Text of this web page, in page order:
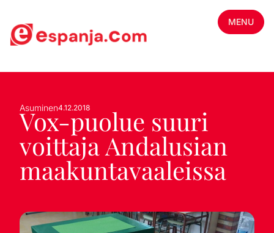
MENU
Asuminen4.12.2018
Vox-puolue suuri
voittaja Andalusian
maakuntavaaleissa